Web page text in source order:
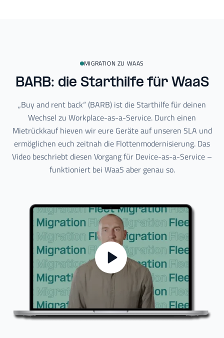
MIGRATION ZU WAAS
BARB: die Starthilfe für WaaS
„Buy and rent back“ (BARB) ist die Starthilfe für deinen
Wechsel zu Workplace-as-a-Service. Durch einen
Mietrückkauf hieven wir eure Geräte auf unseren SLA und
ermöglichen euch zeitnah die Flottenmodernisierung. Das
Video beschriebt diesen Vorgang für Device-as-a-Service –
funktioniert bei WaaS aber genau so.